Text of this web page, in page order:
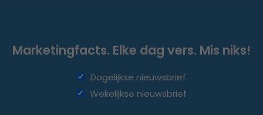
Marketingfacts. Elke dag vers. Mis niks!
Dagelijkse nieuwsbrief
Wekelijkse nieuwsbrief